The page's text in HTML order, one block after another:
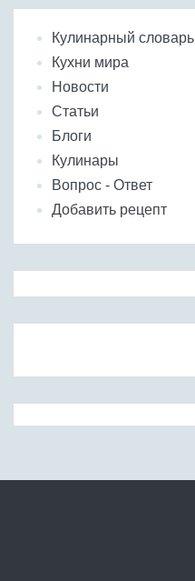
Кулинарный словарь
Кухни мира
Новости
Статьи
Блоги
Кулинары
Вопрос - Ответ
Добавить рецепт